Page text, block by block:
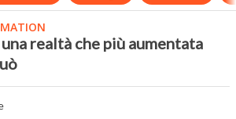
realtà che più aumentata